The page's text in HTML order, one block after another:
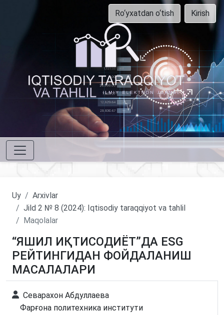
Ro‘yxatdan o‘tish Kirish
Uy
Arxivlar
Jild 2 № 8 (2024): Iqtisodiy taraqqiyot va tahlil
Maqolalar
“ЯШИЛ ИҚТИСОДИЁТ”ДА ESG
РЕЙТИНГИДАН ФОЙДАЛАНИШ
МАСАЛАЛАРИ
Севарахон Абдуллаева
Фарғона политехника институти